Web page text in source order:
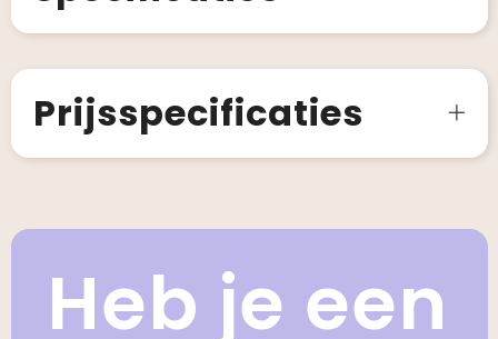
Prijsspecificaties
Heb je een